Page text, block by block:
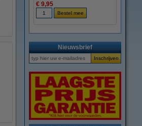
€ 9,95
Nieuwsbrief